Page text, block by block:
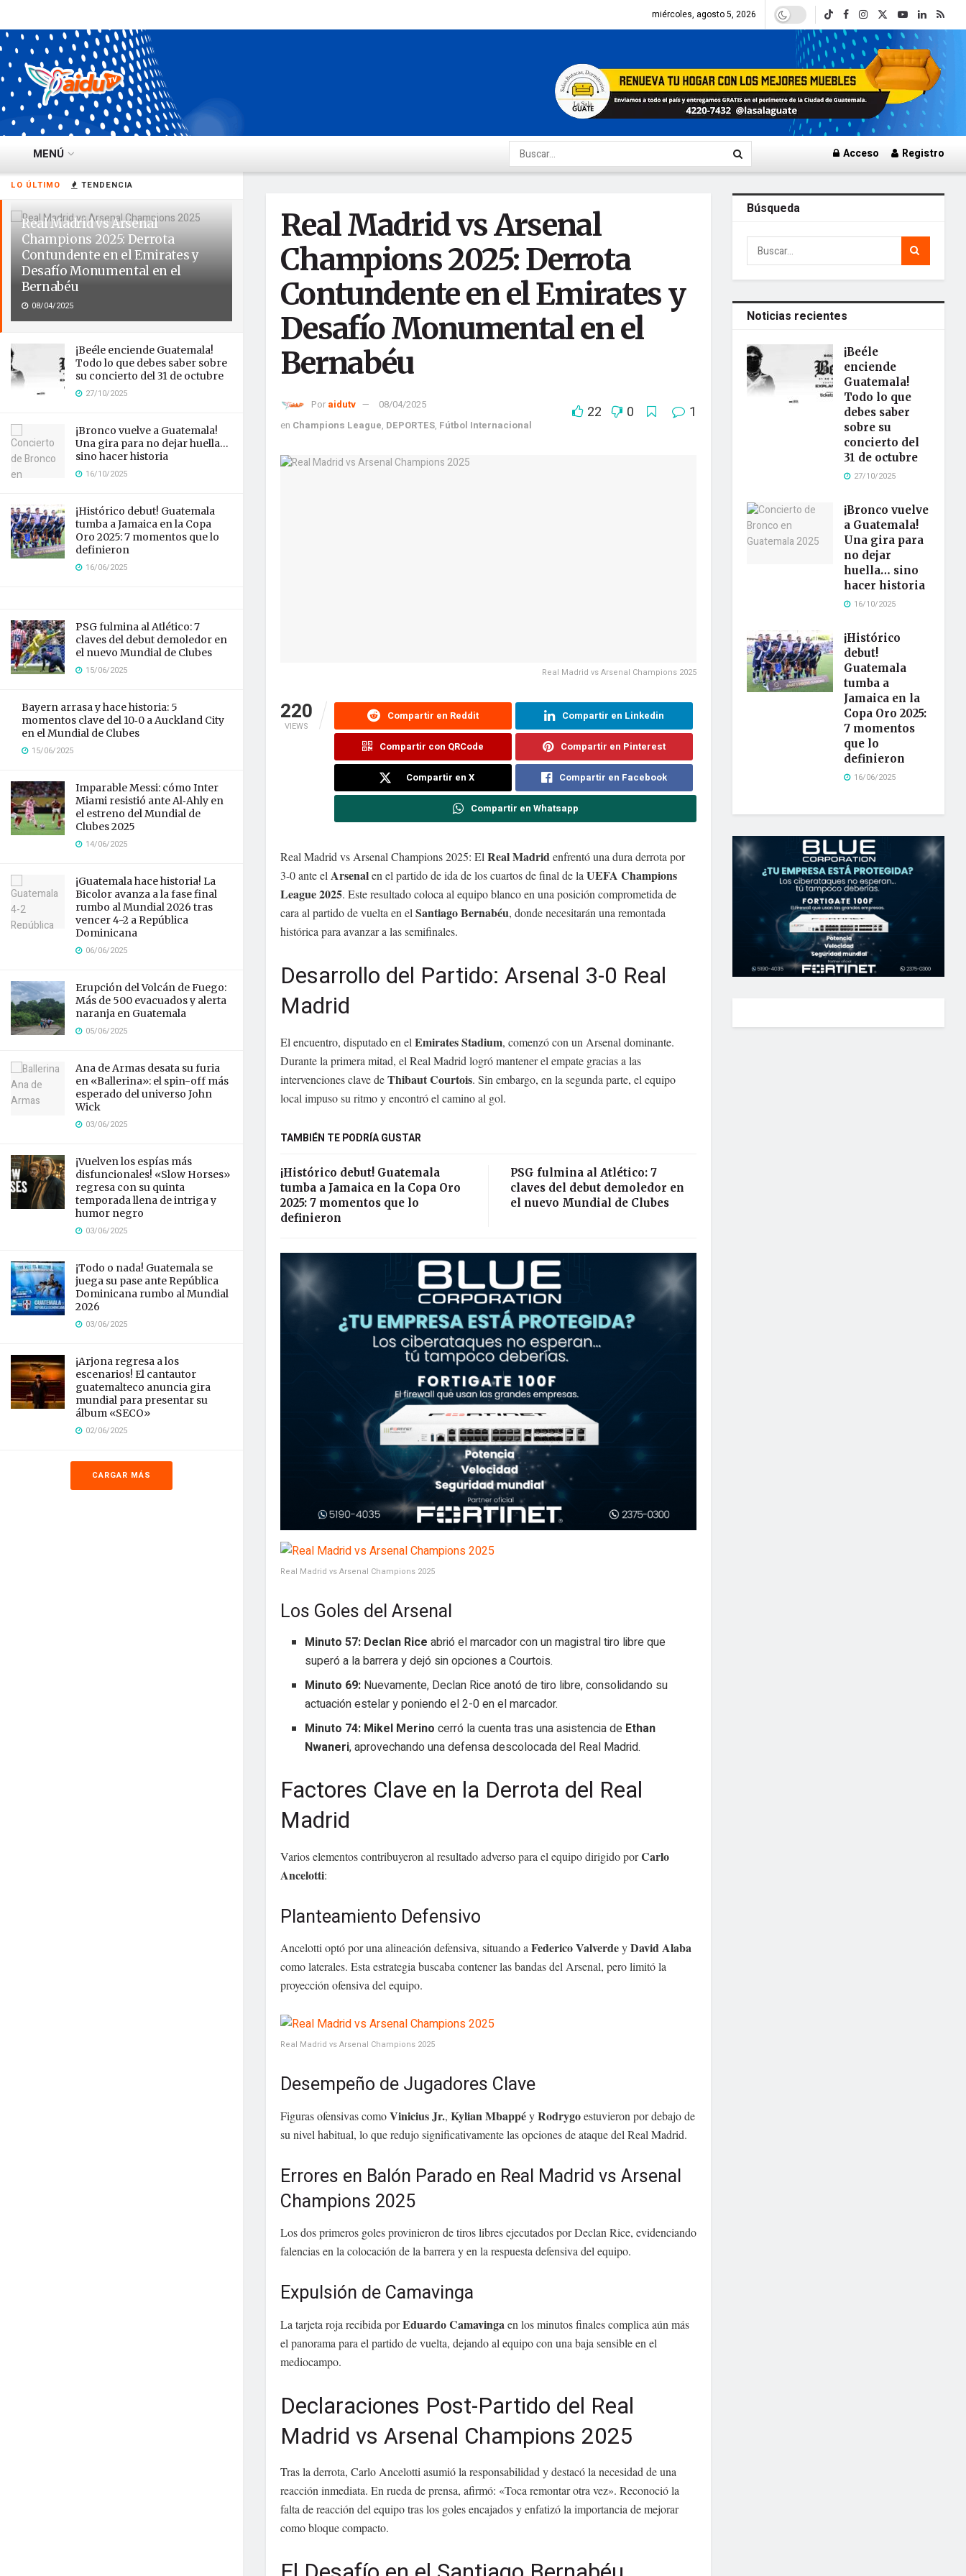
LO ÚLTIMO TENDENCIA
Real Madrid vs Arsenal
Champions 2025: Derrota
Contundente en el Emirates y
Desafío Monumental en el
Bernabéu
08/04/2025
¡Beéle enciende Guatemala!
Todo lo que debes saber sobre
su concierto del 31 de octubre
27/10/2025
¡Bronco vuelve a Guatemala!
Una gira para no dejar huella…
sino hacer historia
16/10/2025
¡Histórico debut! Guatemala
tumba a Jamaica en la Copa
Oro 2025: 7 momentos que lo
definieron
16/06/2025
PSG fulmina al Atlético: 7
claves del debut demoledor en
el nuevo Mundial de Clubes
15/06/2025
Bayern arrasa y hace historia: 5
momentos clave del 10‑0 a Auckland City
en el Mundial de Clubes
15/06/2025
Imparable Messi: cómo Inter
Miami resistió ante Al‑Ahly en
el estreno del Mundial de
Clubes 2025
14/06/2025
¡Guatemala hace historia! La
Bicolor avanza a la fase final
rumbo al Mundial 2026 tras
vencer 4-2 a República
Dominicana
06/06/2025
Erupción del Volcán de Fuego:
Más de 500 evacuados y alerta
naranja en Guatemala
05/06/2025
Ana de Armas desata su furia
en «Ballerina»: el spin-off más
esperado del universo John
Wick
03/06/2025
¡Vuelven los espías más
disfuncionales! «Slow Horses»
regresa con su quinta
temporada llena de intriga y
humor negro
03/06/2025
¡Todo o nada! Guatemala se
juega su pase ante República
Dominicana rumbo al Mundial
2026
03/06/2025
¡Arjona regresa a los
escenarios! El cantautor
guatemalteco anuncia gira
mundial para presentar su
álbum «SECO»
02/06/2025
CARGAR MÁS
miércoles, agosto 5, 2026
MENÚ Acceso Registro
Real Madrid vs Arsenal
Champions 2025: Derrota
Contundente en el Emirates y
Desafío Monumental en el
Bernabéu
Por aidutv
08/04/2025
en Champions League, DEPORTES, Fútbol Internacional
22 0 1
Real Madrid vs Arsenal Champions 2025
220
VIEWS
Compartir en Reddit Compartir en Linkedin
Compartir con QRCode Compartir en Pinterest
Compartir en X Compartir en Facebook
Compartir en Whatsapp
Real Madrid vs Arsenal Champions 2025: ElReal Madridenfrentó una dura derrota por
3-0 ante elArsenalen el partido de ida de los cuartos de final de laUEFA Champions
League 2025. Este resultado coloca al equipo blanco en una posición comprometida de
cara al partido de vuelta en elSantiago Bernabéu, donde necesitarán una remontada
histórica para avanzar a las semifinales.
Desarrollo del Partido: Arsenal 3-0 Real
Madrid
El encuentro, disputado en el Emirates Stadium, comenzó con un Arsenal dominante.
Durante la primera mitad, el Real Madrid logró mantener el empate gracias a las
intervenciones clave deThibaut Courtois. Sin embargo, en la segunda parte, el equipo
local impuso su ritmo y encontró el camino al gol.
TAMBIÉN TE PODRÍA GUSTAR
¡Histórico debut! Guatemala
tumba a Jamaica en la Copa Oro
2025: 7 momentos que lo
definieron
PSG fulmina al Atlético: 7
claves del debut demoledor en
el nuevo Mundial de Clubes
Real Madrid vs Arsenal Champions 2025
Los Goles del Arsenal
Minuto 57: Declan Rice abrió el marcador con un magistral tiro libre que
superó a la barrera y dejó sin opciones a Courtois.
Minuto 69: Nuevamente, Declan Rice anotó de tiro libre, consolidando su
actuación estelar y poniendo el 2-0 en el marcador.
Minuto 74: Mikel Merino cerró la cuenta tras una asistencia de Ethan
Nwaneri, aprovechando una defensa descolocada del Real Madrid.
Factores Clave en la Derrota del Real
Madrid
Varios elementos contribuyeron al resultado adverso para el equipo dirigido porCarlo
Ancelotti:
Planteamiento Defensivo
Ancelotti optó por una alineación defensiva, situando aFederico ValverdeyDavid Alaba
como laterales. Esta estrategia buscaba contener las bandas del Arsenal, pero limitó la
proyección ofensiva del equipo.
Real Madrid vs Arsenal Champions 2025
Desempeño de Jugadores Clave
Figuras ofensivas comoVinicius Jr., Kylian MbappéyRodrygoestuvieron por debajo de
su nivel habitual, lo que redujo significativamente las opciones de ataque del Real Madrid.
Errores en Balón Parado en Real Madrid vs Arsenal
Champions 2025
Los dos primeros goles provinieron de tiros libres ejecutados por Declan Rice, evidenciando
falencias en la colocación de la barrera y en la respuesta defensiva del equipo.
Expulsión de Camavinga
La tarjeta roja recibida porEduardo Camavingaen los minutos finales complica aún más
el panorama para el partido de vuelta, dejando al equipo con una baja sensible en el
mediocampo.
Declaraciones Post-Partido del Real
Madrid vs Arsenal Champions 2025
Tras la derrota, Carlo Ancelotti asumió la responsabilidad y destacó la necesidad de una
reacción inmediata. En rueda de prensa, afirmó: «Toca remontar otra vez». Reconoció la
falta de reacción del equipo tras los goles encajados y enfatizó la importancia de mejorar
como bloque compacto.
Búsqueda
Noticias recientes
¡Beéle
enciende
Guatemala!
Todo lo que
debes saber
sobre su
concierto del
31 de octubre
27/10/2025
¡Bronco vuelve
a Guatemala!
Una gira para
no dejar
huella… sino
hacer historia
16/10/2025
¡Histórico
debut!
Guatemala
tumba a
Jamaica en la
Copa Oro 2025:
7 momentos
que lo
definieron
16/06/2025